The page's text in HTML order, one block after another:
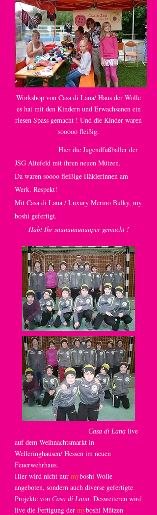
Workshop von Casa di Lana/ Haus der Wolle
es hat mit den Kindern und Erwachsenen ein
riesen Spass gemacht ! Und die Kinder waren
sooooo fleißig.
Hier die Jugendfußballer der
JSG Altefeld mit ihren neuen Mützen.
Da waren soooo fleißige Häklerinnen am
Werk. Respekt!
Mit Casa di Lana / Luxury Merino Bulky, my
boshi gefertigt.
Habt Ihr suuuuuuuuuuper gemacht !
Casa di Lana live
auf dem Weihnachtsmarkt in
Welleringhausen/ Hessen im neuen
Feuerwehrhaus.
Hier wird nicht nur myboshi Wolle
angeboten, sondern auch diverse gefertigte
Projekte von Casa di Lana. Desweiteren wird
live die Fertigung der myboshi Mützen